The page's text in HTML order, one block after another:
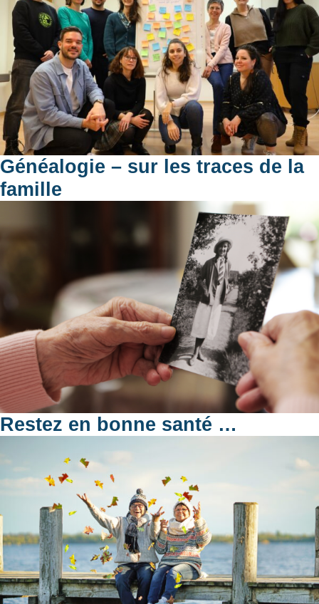
Généalogie – sur les traces de la
famille
Restez en bonne santé …